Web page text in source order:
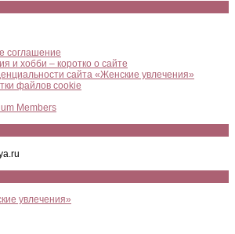
соглашение
и хобби – коротко о сайте
сайта «Женские увлечения»
файлов cookie
Members
увлечения»